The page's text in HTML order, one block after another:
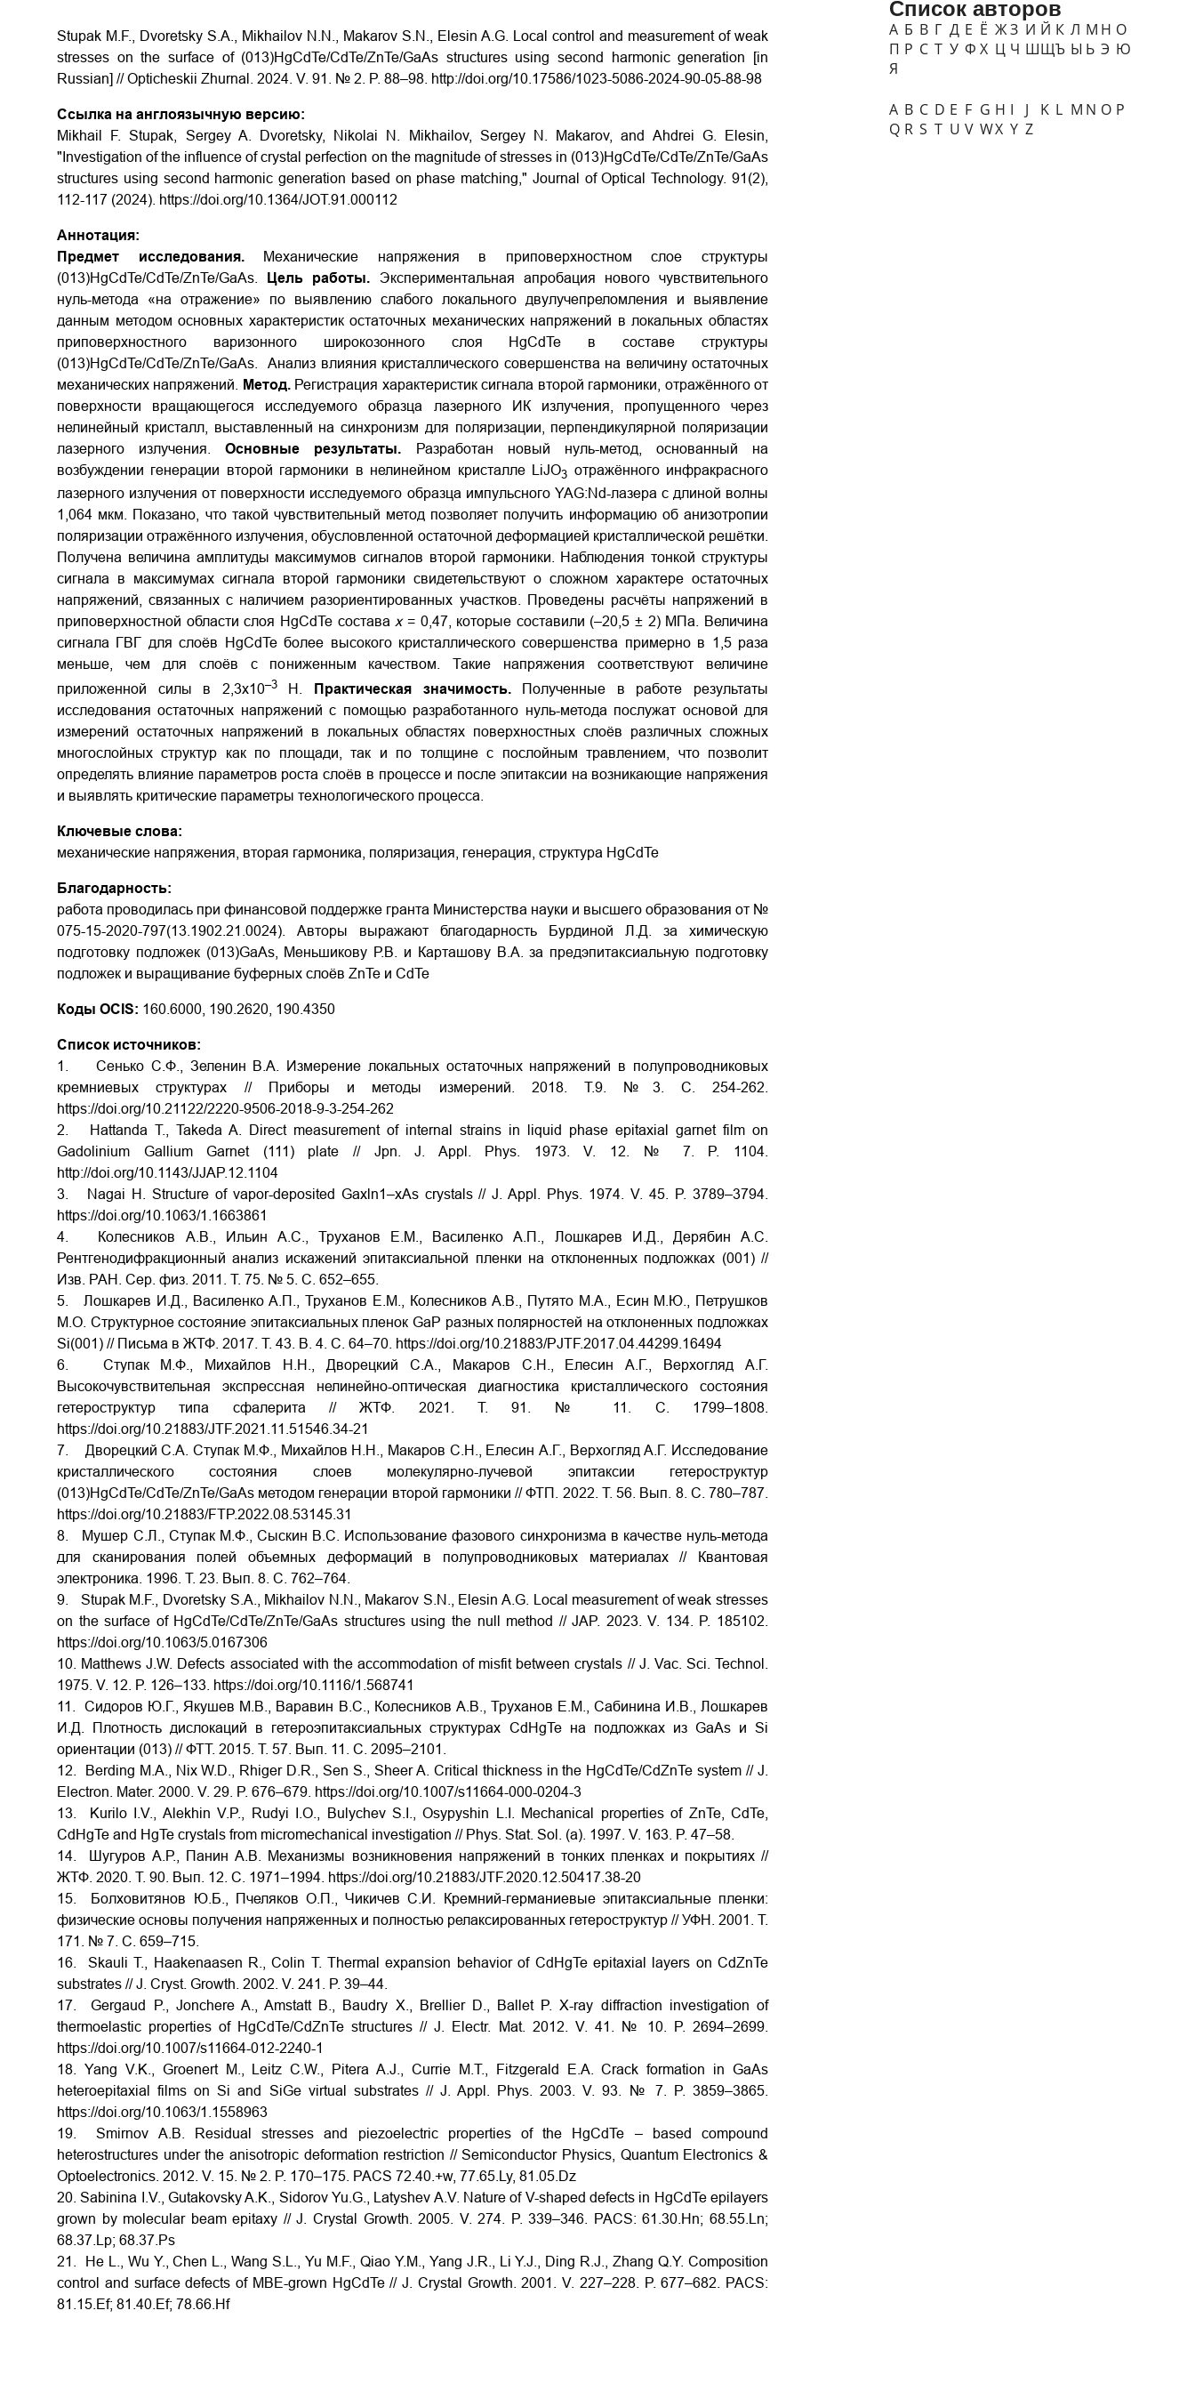
Stupak M.F., Dvoretsky S.A., Mikhailov N.N., Makarov S.N., Elesin A.G. Local control and measurement of weak
stresses on the surface of (013)HgCdTe/CdTe/ZnTe/GaAs structures using second harmonic generation [in
Russian] // Opticheskii Zhurnal. 2024. V. 91. № 2. P. 88–98. http://doi.org/10.17586/1023-5086-2024-90-05-88-98
Ссылка на англоязычную версию:
Mikhail F. Stupak, Sergey A. Dvoretsky, Nikolai N. Mikhailov, Sergey N. Makarov, and Ahdrei G. Elesin,
"Investigation of the influence of crystal perfection on the magnitude of stresses in (013)HgCdTe/CdTe/ZnTe/GaAs
structures using second harmonic generation based on phase matching," Journal of Optical Technology. 91(2),
112-117 (2024). https://doi.org/10.1364/JOT.91.000112
Аннотация:
Предмет исследования.Mеханические напряжения в приповерхностном слое структуры
(013)HgCdTe/CdTe/ZnTe/GaAs.
Цель работы. Экспериментальная апробация нового чувствительного
нуль-метода «на отражение» по выявлению слабого локального двулучепреломления и выявление
данным методом основных характеристик остаточных механических напряжений в локальных областях
приповерхностного варизонного широкозонного слоя HgCdTe в составе структуры
(013)HgCdTe/CdTe/ZnTe/GaAs. Анализ влияния кристаллического совершенства на величину остаточных
механических напряжений.
Метод.Регистрация характеристик сигнала второй гармоники, отражённого от
поверхности вращающегося исследуемого образца лазерного ИК излучения, пропущенного через
нелинейный кристалл, выставленный на синхронизм для поляризации, перпендикулярной поляризации
лазерного излучения.Основные результаты.
Разработан новый нуль-метод, основанный на
возбуждении генерации второй гармоники в нелинейном кристалле LiJO3 отражённого инфракрасного
лазерного излучения от поверхности исследуемого образца импульсного YAG:Nd-лазера с длиной волны
1,064 мкм. Показано, что такой чувствительный метод позволяет получить информацию об анизотропии
поляризации отражённого излучения, обусловленной остаточной деформацией кристаллической решётки.
Получена величина амплитуды максимумов сигналов второй гармоники. Наблюдения тонкой структуры
сигнала в максимумах сигнала второй гармоники свидетельствуют о сложном характере остаточных
напряжений, связанных с наличием разориентированных участков. Проведены расчёты напряжений в
приповерхностной области слоя HgCdTe состава x= 0,47, которые составили (–20,5 ± 2) МПа. Величина
сигнала ГВГ для слоёв HgCdTe более высокого кристаллического совершенства примерно в 1,5 раза
меньше, чем для слоёв с пониженным качеством. Такие напряжения соответствуют величине
приложенной силы в 2,3х10–3Н. Практическая значимость.
Полученные в работе результаты
исследования остаточных напряжений с помощью разработанного нуль-метода послужат основой для
измерений остаточных напряжений в локальных областях поверхностных слоёв различных сложных
многослойных структур как по площади, так и по толщине с послойным травлением, что позволит
определять влияние параметров роста слоёв в процессе и после эпитаксии на возникающие напряжения
и выявлять критические параметры технологического процесса.
Ключевые слова:
механические напряжения, вторая гармоника, поляризация, генерация, структура HgCdTe
Благодарность:
работа проводилась при финансовой поддержке гранта Министерства науки и высшего образования от №
075-15-2020-797(13.1902.21.0024). Авторы выражают благодарность Бурдиной Л.Д. за химическую
подготовку подложек (013)GaAs, Меньшикову Р.В. и Карташову В.А. за предэпитаксиальную подготовку
подложек и выращивание буферных слоёв ZnTe и CdTe
Коды OCIS: 160.6000, 190.2620, 190.4350
Список источников:
1. Сенько С.Ф., Зеленин В.А. Измерение локальных остаточных напряжений в полупроводниковых
кремниевых структурах // Приборы и методы измерений. 2018. Т.9. №3. С . 254-262.
https://doi.org/10.21122/2220-9506-2018-9-3-254-262
2. Hattanda T., Takeda A. Direct measurement of internal strains in liquid phase epitaxial garnet film on
Gadolinium Gallium Garnet (111) plate // Jpn. J. Appl. Phys. 1973. V. 12. № 7. P. 1104.
http://doi.org/10.1143/JJAP.12.1104
3. Nagai H. Structure of vapor-deposited Gaxln1–xAs crystals // J. Appl. Phys . 1974.V. 45. P. 3789–3794.
https://doi org/10.1063/1.1663861
4. Колесников А.В., Ильин А.С., Труханов Е.М., Василенко А.П., Лошкарев И.Д., Дерябин А.С.
Рентгенодифракционный анализ искажений эпитаксиальной пленки на отклоненных подложках (001) //
Изв. РАН. Сер. физ. 2011. Т. 75. № 5. С. 652–655.
5. Лошкарев И.Д., Василенко А.П., Труханов Е.М., Колесников А.В., Путято М.А., Есин М.Ю., Петрушков
М.О. Структурное состояние эпитаксиальных пленок GaP разных полярностей на отклоненных подложках
Si(001) // Письма в ЖТФ. 2017. Т. 43. В. 4. С. 64–70. https://doi.org/10.21883/PJTF.2017.04.44299.16494
6. Ступак М.Ф., Михайлов Н.Н., Дворецкий С.А., Макаров С.Н., Елесин А.Г., Верхогляд А.Г.
Высокочувствительная экспрессная нелинейно-оптическая диагностика кристаллического состояния
гетероструктур типа сфалерита // ЖТФ. 2021. Т. 91. № 11. С. 1799–1808.
https://doi.org/10.21883/JTF.2021.11.51546.34-21
7. Дворецкий С.А. Ступак М.Ф., Михайлов Н.Н., Макаров С.Н., Елесин А.Г., Верхогляд А.Г. Исследование
кристаллического состояния слоев молекулярно-лучевой эпитаксии гетероструктур
(013)HgCdTe/CdTe/ZnTe/GaAs методом генерации второй гармоники // ФТП. 2022. Т. 56. Вып. 8. С. 780–787.
https://doi.org/10.21883/FTP.2022.08.53145.31
8. Мушер С.Л., Ступак М.Ф., Сыскин В.С. Использование фазового синхронизма в качестве нуль-метода
для сканирования полей объемных деформаций в полупроводниковых материалах // Квантовая
электроника. 1996. Т. 23. Вып . 8. С . 762–764.
9. Stupak M.F., Dvoretsky S.A., Mikhailov N.N., Makarov S.N., Elesin A.G. Local measurement of weak stresses
on the surface of HgCdTe/CdTe/ZnTe/GaAs structures using the null method // JAP. 2023. V. 134. P. 185102.
https://doi.org/10.1063/5.0167306
10. Matthews J.W. Defects associated with the accommodation of misfit between crystals // J. Vac. Sci. Technol.
1975. V. 12. P. 126–133. https://doi.org/10.1116/1.568741
11.Сидоров Ю Г., Якушев М В Варавин В С Колесников А. В Труханов Е М Сабинина И В .,Лошкарев
И Д Плотность дислокаций в гетероэпитаксиальных структурах CdHgTe на подложках изGaAs и Si
ориентации (013) //ФТТ. 2015. Т. 57. Вып . 11. С . 2095–2101.
12. Berding M.A., Nix W.D., Rhiger D.R., Sen S., Sheer A. Critical thickness in the HgCdTe/CdZnTe system // J.
Electron. Mater. 2000. V. 29. P. 676–679. https://doi.org/10.1007/s11664-000-0204-3
13. Kurilo I.V., Alekhin V.P., Rudyi I.O., Bulychev S.I., Osypyshin L.I. Mechanical properties of ZnTe, CdTe,
CdHgTe and HgTe crystals from micromechanical investigation // Phys. Stat. Sol. (a). 1997. V. 163. P. 47–58.
14. Шугуров А.Р., Панин А.В. Механизмы возникновения напряжений в тонких пленках и покрытиях //
ЖТФ. 2020. Т. 90. Вып. 12. С. 1971–1994. https://doi.org/10.21883/JTF.2020.12.50417.38-20
15. Болховитянов Ю.Б., Пчеляков О.П., Чикичев С.И. Кремний-германиевые эпитаксиальные пленки:
физические основы получения напряженных и полностью релаксированных гетероструктур // УФН. 2001. Т.
171. № 7. С . 659–715.
16. Skauli T., Haakenaasen R., Colin T. Thermal expansion behavior of CdHgTe epitaxial layers on CdZnTe
substrates // J. Cryst. Growth. 2002. V. 241. P. 39–44.
17. Gergaud P., Jonchere A., Amstatt B., Baudry X., Brellier D., Ballet P. X-ray diffraction investigation of
thermoelastic properties of HgCdTe/CdZnTe structures // J. Electr. Mat. 2012. V. 41. № 10. P. 2694–2699.
https://doi.org/10.1007/s11664-012-2240-1
18. Yang V.K., Groenert M., Leitz C.W., Pitera A.J., Currie M.T., Fitzgerald E.A. Crack formation in GaAs
heteroepitaxial films on Si and SiGe virtual substrates // J. Appl. Phys. 2003. V. 93. № 7. P. 3859–3865.
https://doi.org/10.1063/1.1558963
19. Smirnov A.B. Residual stresses and piezoelectric properties of the HgCdTe – based compound
heterostructures under the anisotropic deformation restriction // Semiconductor Physics, Quantum Electronics &
Optoelectronics. 2012. V. 15. № 2. P. 170–175. PACS 72.40.+w, 77.65.Ly, 81.05.Dz
20. Sabinina I.V., Gutakovsky A.K., Sidorov Yu.G., Latyshev A.V. Nature of V-shaped defects in HgCdTe epilayers
grown by molecular beam epitaxy // J. Crystal Growth. 2005. V. 274. P. 339–346. PACS: 61.30.Hn; 68.55.Ln;
68.37.Lp; 68.37.Ps
21. He L., Wu Y., Chen L., Wang S.L., Yu M.F., Qiao Y.M., Yang J.R., Li Y.J., Ding R.J., Zhang Q.Y. Composition
control and surface defects of MBE-grown HgCdTe // J. Crystal Growth. 2001. V. 227–228. P. 677–682. PACS:
81.15.Ef; 81.40.Ef; 78.66.Hf
Список авторов
А Б В Г Д Е Ё ЖЗ И Й К Л М Н О
П Р С Т У Ф Х Ц Ч ШЩЪ Ы Ь Э Ю
Я
A B C D E F G H I J K L M N O P
Q R S T U V WX Y Z